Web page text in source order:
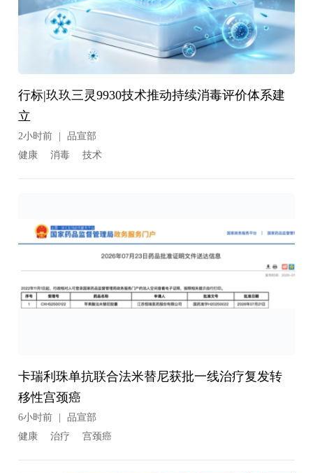
行标|玖玖三灵9930技术推动持续消毒评价体系建
立
2小时前
品宣部
健康
消毒 技术
卡瑞利珠单抗联合法米替尼获批一线治疗复发转
移性宫颈癌
6小时前
品宣部
健康
治疗 宫颈癌